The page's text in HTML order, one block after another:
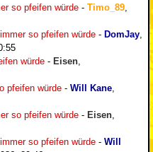
so pfeifen würde - Timo_89
so pfeifen würde - DomJay
würde - Eisen
pfeifen würde - Will Kane
so pfeifen würde - Eisen
so pfeifen würde - Will